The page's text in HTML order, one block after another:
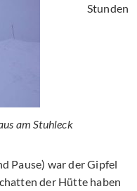
am Stuhleck
Stunden
Pause) war der Gipfel
der Hütte haben